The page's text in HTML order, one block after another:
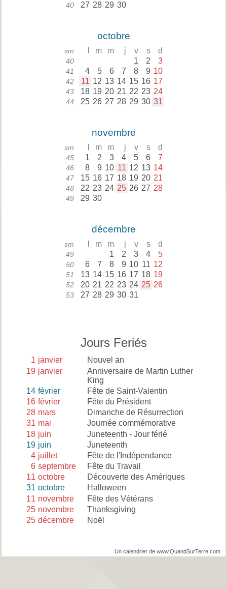
40 27 28 29 30
octobre
sm m m j v s d
40 1 2 3
41 4 5 6 7 8 9 10
42 11 12 13 14 15 16 17
43 18 19 20 21 22 23 24
44 25 26 27 28 29 30 31
novembre
sm m m j v s d
45 1 2 3 4 5 6 7
46 8 9 10 11 12 13 14
47 15 16 17 18 19 20 21
48 22 23 24 25 26 27 28
49 29 30
décembre
sm m m j v s d
49 1 2 3 4 5
50 6 7 8 9 10 11 12
51 13 14 15 16 17 18 19
52 20 21 22 23 24 25 26
53 27 28 29 30 31
Jours Feriés
1 janvier
Nouvel an
19 janvier
Anniversaire de Martin Luther
King
14 février
Fête de Saint-Valentin
16 février
Fête du Président
28 mars
Dimanche de Résurrection
31 mai
Journée commémorative
18 juin
Juneteenth - Jour férié
19 juin
Juneteenth
4 juillet
Fête de l'Indépendance
6 septembre
Fête du Travail
11 octobre
Découverte des Amériques
31 octobre
Halloween
11 novembre
Fête des Vétérans
25 novembre
Thanksgiving
25 décembre Noël
Un calendrier de www.QuandSurTerre.com